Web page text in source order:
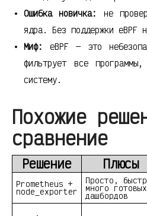
Ошибка новичка:
не
ядра. Без поддержки eBPF
Миф:
eBPF — это
фильтрует все
систему.
Похожие
сравнение
Решение Плюсы
Prometheus +
node_exporter
Просто,
много готовых
дашбордов